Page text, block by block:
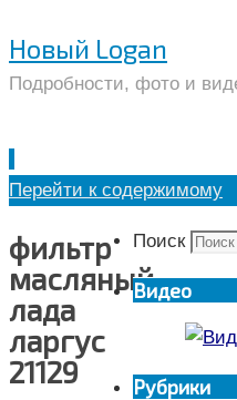
Новый Logan
Подробности, фото и
Перейти к содержимому
фильтр
масляный
лада
ларгус
21129
Поиск
Видео
Рубрики